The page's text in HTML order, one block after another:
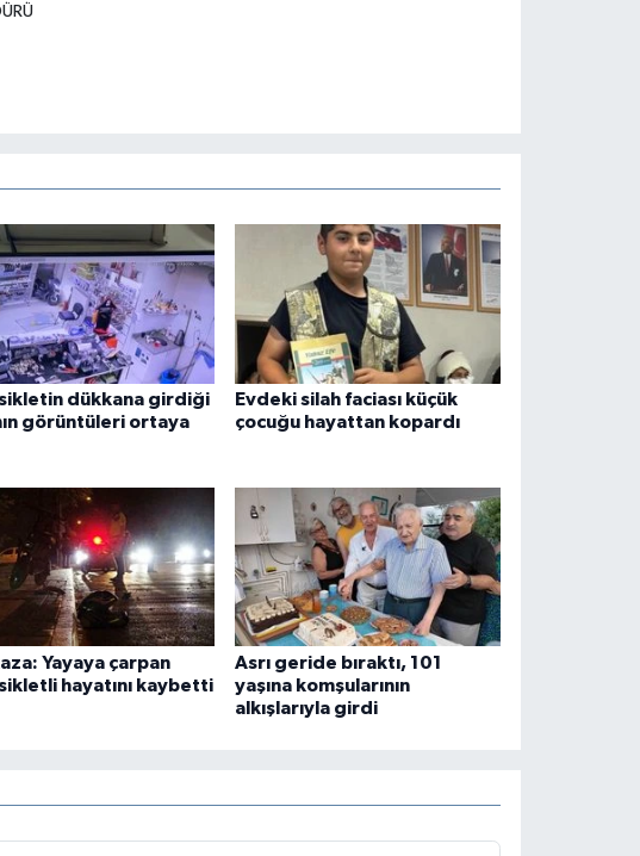
dükkana girdiği
görüntüleri ortaya
Evdeki silah faciası küçük
çocuğu hayattan kopardı
Yayaya çarpan
hayatını kaybetti
Asrı geride bıraktı, 101
yaşına komşularının
alkışlarıyla girdi